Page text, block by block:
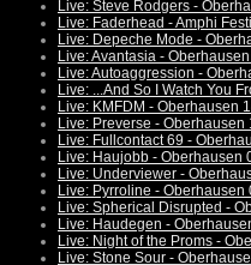
Live: Steve Rodgers -
Live: Faderhead - Amphi
Live: Depeche Mode -
Live: Avantasia -
Live: Autoaggression -
Live: ...And So I Watch You
Live: KMFDM - Oberhausen
Live: Preverse - Oberhausen
Live: Fullcontact 69 -
Live: Haujobb - Oberhausen
Live: Underviewer -
Live: Pyrroline - Oberhausen
Live: Spherical Disrupted -
Live: Haudegen -
Live: Night of the Proms -
Live: Stone Sour -